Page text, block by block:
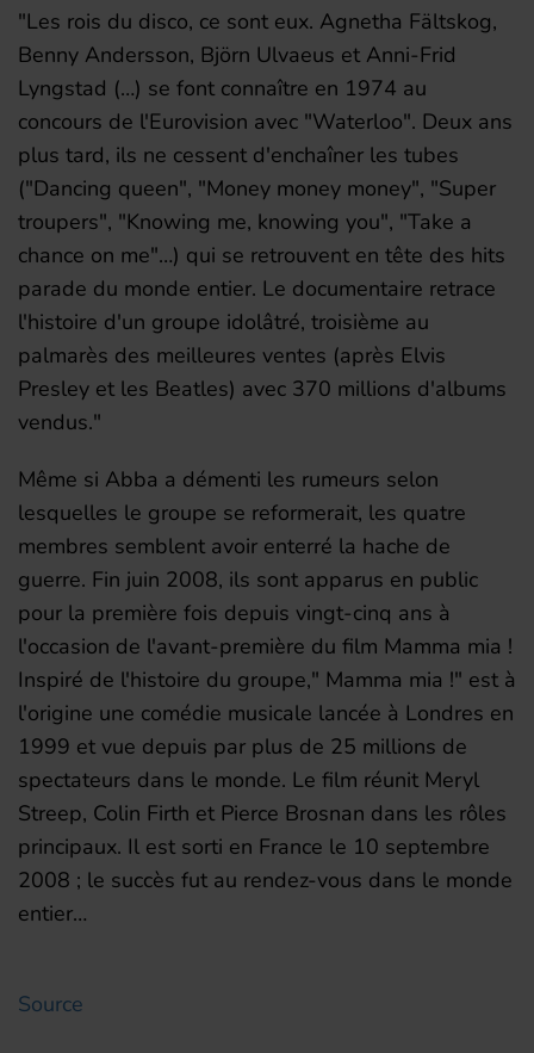
"Les rois du disco, ce sont eux. Agnetha Fältskog,
Benny Andersson, Björn Ulvaeus et Anni-Frid
Lyngstad (…) se font connaître en 1974 au
concours de l'Eurovision avec "Waterloo". Deux ans
plus tard, ils ne cessent d'enchaîner les tubes
("Dancing queen", "Money money money", "Super
troupers", "Knowing me, knowing you", "Take a
chance on me"…) qui se retrouvent en tête des hits
parade du monde entier. Le documentaire retrace
l'histoire d'un groupe idolâtré, troisième au
palmarès des meilleures ventes (après Elvis
Presley et les Beatles) avec 370 millions d'albums
vendus."
Même si Abba a démenti les rumeurs selon
lesquelles le groupe se reformerait, les quatre
membres semblent avoir enterré la hache de
guerre. Fin juin 2008, ils sont apparus en public
pour la première fois depuis vingt-cinq ans à
l'occasion de l'avant-première du film Mamma mia !
Inspiré de l'histoire du groupe," Mamma mia !" est à
l'origine une comédie musicale lancée à Londres en
1999 et vue depuis par plus de 25 millions de
spectateurs dans le monde. Le film réunit Meryl
Streep, Colin Firth et Pierce Brosnan dans les rôles
principaux. Il est sorti en France le 10 septembre
2008 ; le succès fut au rendez-vous dans le monde
entier…
Source